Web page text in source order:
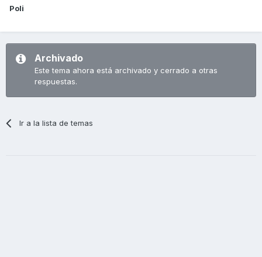
Poli
Archivado
Este tema ahora está archivado y cerrado a otras
respuestas.
Ir a la lista de temas